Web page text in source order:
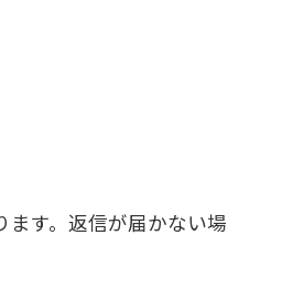
ます。返信が届かない場